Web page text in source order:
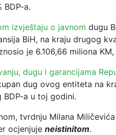
BDP-a.
izvještaju o javnom dugu
BiH, na kraju drugog
je 6.106,66 miliona
dugu i garancijama
dug ovog entiteta na
BDP-a u toj godini.
tvrdnju Milana
ocjenjuje neistinitom.